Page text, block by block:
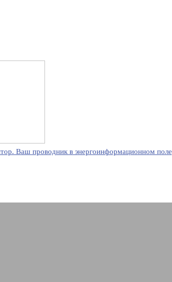
Ваш проводник в энергоинформационном поле